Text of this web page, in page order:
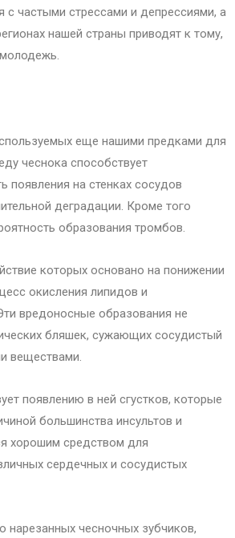
частыми стрессами и депрессиями, а
нашей страны приводят к тому,
еще нашими предками для
чеснока способствует
на стенках сосудов
деградации. Кроме того
образования тромбов.
которых основано на понижении
окисления липидов и
вредоносные образования не
бляшек, сужающих сосудистый
веществами.
появлению в ней сгустков, которые
большинства инсультов и
хорошим средством для
сердечных и сосудистых
нарезанных чесночных зубчиков,